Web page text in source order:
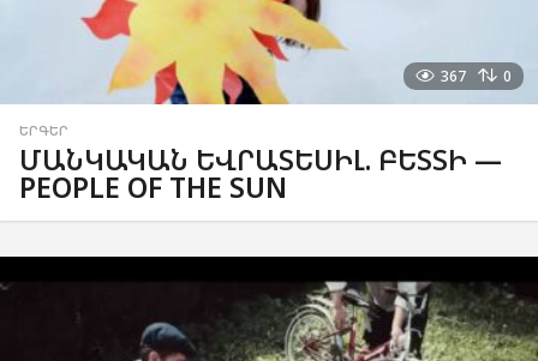
367 0
ԵՐԳԵՐ
ՄԱՆԿԱԿԱՆ ԵՎՐԱՏԵՍԻԼ. ԲԵՏՏԻ —
PEOPLE OF THE SUN